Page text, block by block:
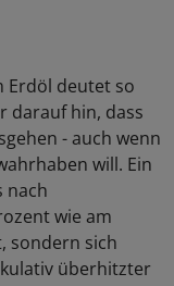
Erdöl deutet so
darauf hin, dass
- auch wenn
will. Ein
nach
wie am
sondern sich
überhitzter